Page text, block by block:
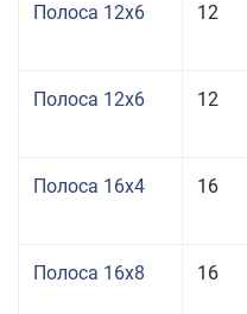
Полоса 12x6 12
Полоса 12x6 12
Полоса 16x4 16
Полоса 16x8 16